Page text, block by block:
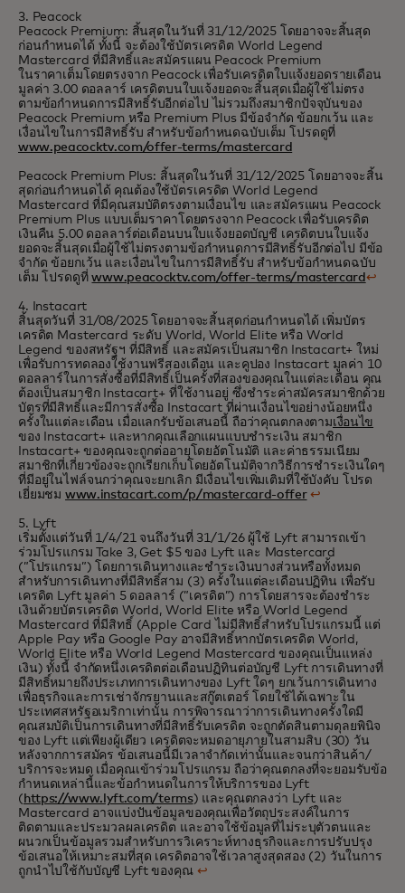
3. Peacock
Peacock Premium: สิ้นสุดในวันที่ 31/12/2025 โดยอาจจะสิ้นสุด
ก่อนกำหนดได้ ทั้งนี้ จะต้องใช้บัตรเครดิต World Legend
Mastercard ที่มีสิทธิ์และสมัครแผน Peacock Premium
ในราคาเต็ม โดยตรงจาก Peacock เพื่อรับเครดิตใบแจ้งยอดรายเดือน
มูลค่า 3.00 ดอลลาร์ เครดิตบนใบแจ้งยอดจะสิ้นสุดเมื่อผู้ใช้ไม่ตรง
ตามข้อกำหนดการมีสิทธิ์รับอีกต่อไป ไม่รวมถึงสมาชิกปัจจุบันของ
Peacock Premium หรือ Premium Plus มีข้อจำกัด ข้อยกเว้น และ
เงื่อนไขในการมีสิทธิ์รับ สำหรับข้อกำหนดฉบับเต็ม โปรดดูที่
www.peacocktv.com/offer-terms/mastercard
Peacock Premium Plus: สิ้นสุดในวันที่ 31/12/2025 โดยอาจจะสิ้น
สุดก่อนกำหนดได้ คุณต้องใช้บัตรเครดิต World Legend
Mastercard ที่มีคุณสมบัติตรงตามเงื่อนไข และสมัครแผน Peacock
Premium Plus แบบเต็มราคา โดยตรงจาก Peacock เพื่อรับเครดิต
เงินคืน 5.00 ดอลลาร์ต่อเดือนบนใบแจ้งยอดบัญชี เครดิตบนใบแจ้ง
ยอดจะสิ้นสุดเมื่อผู้ใช้ไม่ตรงตามข้อกำหนดการมีสิทธิ์รับอีกต่อไป มีข้อ
จำกัด ข้อยกเว้น และเงื่อนไขในการมีสิทธิ์รับ สำหรับข้อกำหนดฉบับ
เต็ม โปรดดูที่www.peacocktv.com/offer-terms/mastercard ↩
4. Instacart
สิ้นสุดวันที่ 31/08/2025 โดยอาจจะสิ้นสุดก่อนกำหนดได้ เพิ่มบัตร
เครดิต Mastercard ระดับ World, World Elite หรือ World
Legend ของสหรัฐฯ ที่มีสิทธิ์ และสมัครเป็นสมาชิก Instacart+ ใหม่
เพื่อรับการทดลองใช้งานฟรีสองเดือน และคูปอง Instacart มูลค่า 10
ดอลลาร์ในการสั่งซื้อที่มีสิทธิ์เป็นครั้งที่สองของคุณในแต่ละเดือน คุณ
ต้องเป็นสมาชิก Instacart+ ที่ใช้งานอยู่ ซึ่งชำระค่าสมัครสมาชิกด้วย
บัตรที่มีสิทธิ์และมีการสั่งซื้อ Instacart ที่ผ่านเงื่อนไขอย่างน้อยหนึ่ง
ครั้งในแต่ละเดือน เมื่อแลกรับข้อเสนอนี้ ถือว่าคุณตกลงตามเงื่อนไข
ของ Instacart+ และหากคุณเลือกแผนแบบชำระเงิน สมาชิก
Instacart+ ของคุณจะถูกต่ออายุโดยอัตโนมัติ และค่าธรรมเนียม
สมาชิกที่เกี่ยวข้องจะถูกเรียกเก็บโดยอัตโนมัติจากวิธีการชำระเงินใดๆ
ที่มีอยู่ในไฟล์จนกว่าคุณจะยกเลิก มีเงื่อนไขเพิ่มเติมที่ใช้บังคับ โปรด
เยี่ยมชมwww.instacart.com/p/mastercard-offer ↩
5. Lyft
เริ่มตั้งแต่วันที่ 1/4/21 จนถึงวันที่ 31/1/26 ผู้ใช้ Lyft สามารถเข้า
ร่วมโปรแกรม Take 3, Get $5 ของ Lyft และ Mastercard
(”โปรแกรม”) โดยการเดินทางและชำระเงินบางส่วนหรือทั้งหมด
สำหรับการเดินทางที่มีสิทธิ์สาม (3) ครั้งในแต่ละเดือนปฏิทิน เพื่อรับ
เครดิต Lyft มูลค่า 5 ดอลลาร์ (”เครดิต”) การโดยสารจะต้องชำระ
เงินด้วยบัตรเครดิต World, World Elite หรือ World Legend
Mastercard ที่มีสิทธิ์ (Apple Card ไม่มีสิทธิ์สำหรับโปรแกรมนี้ แต่
Apple Pay หรือ Google Pay อาจมีสิทธิ์หากบัตรเครดิต World,
World Elite หรือ World Legend Mastercard ของคุณเป็นแหล่ง
เงิน) ทั้งนี้ จำกัดหนึ่งเครดิตต่อเดือนปฏิทินต่อบัญชี Lyft การเดินทางที่
มีสิทธิ์หมายถึงประเภทการเดินทางของ Lyft ใดๆ ยกเว้นการเดินทาง
เพื่อธุรกิจและการเช่าจักรยานและสกู๊ตเตอร์ โดยใช้ได้เฉพาะใน
ประเทศสหรัฐอเมริกาเท่านั้น การพิจารณาว่าการเดินทางครั้งใดมี
คุณสมบัติเป็นการเดินทางที่มีสิทธิ์รับเครดิต จะถูกตัดสินตามดุลยพินิจ
ของ Lyft แต่เพียงผู้เดียว เครดิตจะหมดอายุภายในสามสิบ (30) วัน
หลังจากการสมัคร ข้อเสนอนี้มีเวลาจำกัดเท่านั้นและจนกว่าสินค้า/
บริการจะหมด เมื่อคุณเข้าร่วมโปรแกรม ถือว่าคุณตกลงที่จะยอมรับข้อ
กำหนดเหล่านี้และข้อกำหนดในการให้บริการของ Lyft
( https://www.lyft.com/terms) และคุณตกลงว่า Lyft และ
Mastercard อาจแบ่งปันข้อมูลของคุณเพื่อวัตถุประสงค์ในการ
ติดตามและประมวลผลเครดิต และอาจใช้ข้อมูลที่ไม่ระบุตัวตนและ
ผนวกเป็นข้อมูลรวมสำหรับการวิเคราะห์ทางธุรกิจและการปรับปรุง
ข้อเสนอให้เหมาะสมที่สุด เครดิตอาจใช้เวลาสูงสุดสอง (2) วันในการ
ถูกนำไปใช้กับบัญชี Lyft ของคุณ ↩